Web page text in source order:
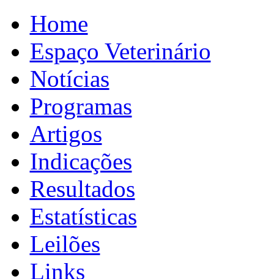
Home
Espaço Veterinário
Notícias
Programas
Artigos
Indicações
Resultados
Estatísticas
Leilões
Links